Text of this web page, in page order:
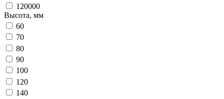
120000
Высота, мм
60
70
80
90
100
120
140